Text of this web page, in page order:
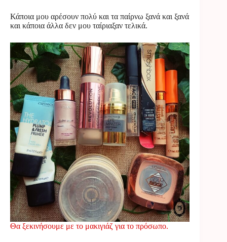
Κάποια μου αρέσουν πολύ και τα παίρνω ξανά και ξανά
και κάποια άλλα δεν μου ταίριαξαν τελικά.
Θα ξεκινήσουμε με το μακιγιάζ για το πρόσωπο.